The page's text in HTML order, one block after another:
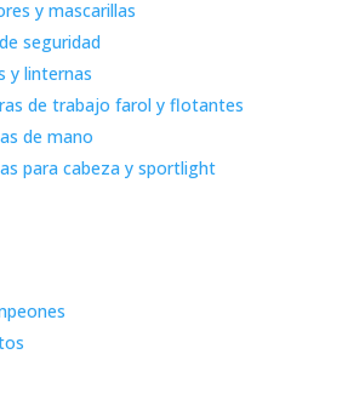
y mascarillas
seguridad
y linternas
de trabajo farol y flotantes
de mano
para cabeza y sportlight